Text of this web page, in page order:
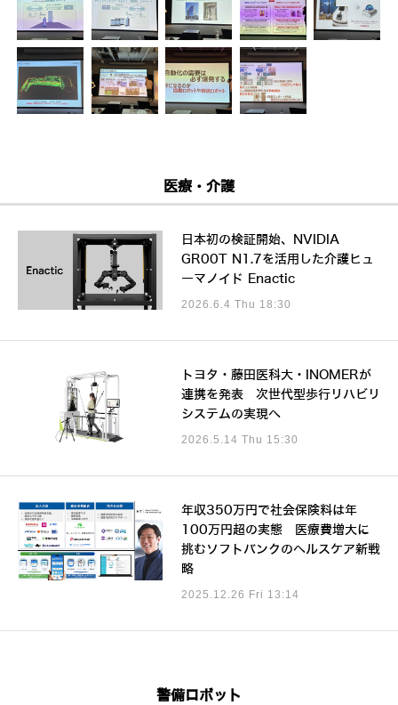
医療・介護
日本初の検証開始、NVIDIA
GR00T N1.7を活用した介護ヒュ
ーマノイド Enactic
2026.6.4 Thu 18:30
トヨタ・藤田医科大・INOMERが
連携を発表 次世代型歩行リハビリ
システムの実現へ
2026.5.14 Thu 15:30
年収350万円で社会保険料は年
100万円超の実態 医療費増大に
挑むソフトバンクのヘルスケア新戦
略
2025.12.26 Fri 13:14
警備ロボット